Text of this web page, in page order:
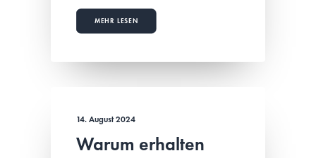
MEHR LESEN
14. August 2024
Warum erhalten